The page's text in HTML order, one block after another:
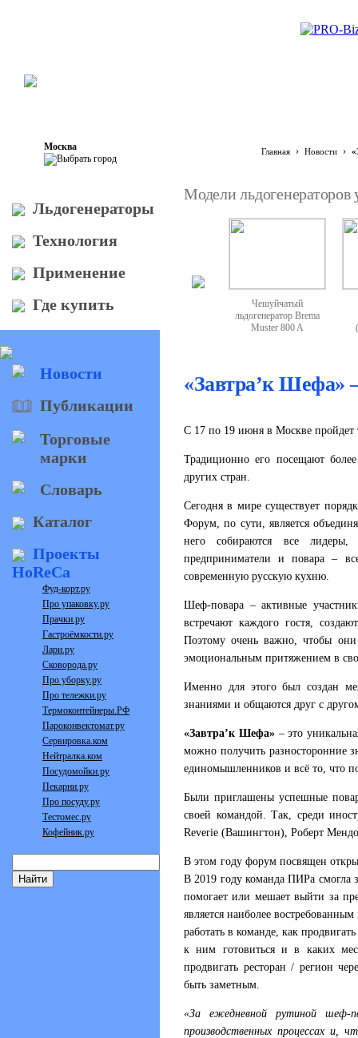
Москва Главная › Новости ›
Льдогенераторы
Технология
Применение
Где купить
Новости
Публикации
Торговые
марки
Словарь
Каталог
Проекты
HoReCa
Фуд-корт.ру
Про упаковку.ру
Прачки.ру
Гастроёмкости.ру
Лари.ру
Сковорода.ру
Про уборку.ру
Про тележки.ру
Термоконтейнеры.РФ
Пароконвектомат.ру
Сервировка.ком
Нейтралка.ком
Посудомойки.ру
Пекарни.ру
Про посуду.ру
Тестомес.ру
Кофейник.ру
Модели льдогенераторов
Чешуйчатый
льдогенератор Brema
Мuster 800 A
«Завтра’к Шефа»
С 17 по 19 июня в Москве
Традиционно его посещают
других стран.
Сегодня в мире существует
Форум, по сути, является
него собираются все лидеры,
предприниматели и повара –
современную русскую кухню.
Шеф-повара – активные
встречают каждого гостя,
Поэтому очень важно, чтобы
эмоциональным притяжением в
Именно для этого был создан
знаниями и общаются друг с
«Завтра’к Шефа»– это
можно получить разносторонние
единомышленников и всё то, что
Были приглашены успешные
своей командой. Так, среди
Reverie (Вашингтон), Роберт
В этом году форум посвящен
В 2019 году команда ПИРа смогла
помогает или мешает выйти за
является наиболее
работать в команде, как
к ним готовиться и в каких
продвигать ресторан / регион
быть заметным.
«За ежедневной рутиной шеф-
производственных процессах и,